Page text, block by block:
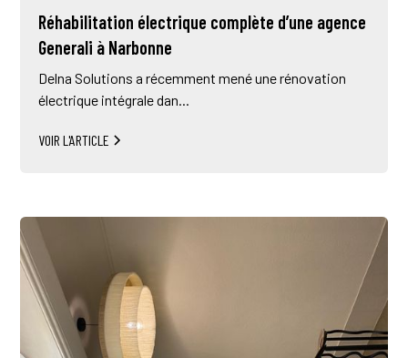
Réhabilitation électrique complète d’une agence
Generali à Narbonne
Delna Solutions a récemment mené une rénovation
électrique intégrale dan...
VOIR L'ARTICLE